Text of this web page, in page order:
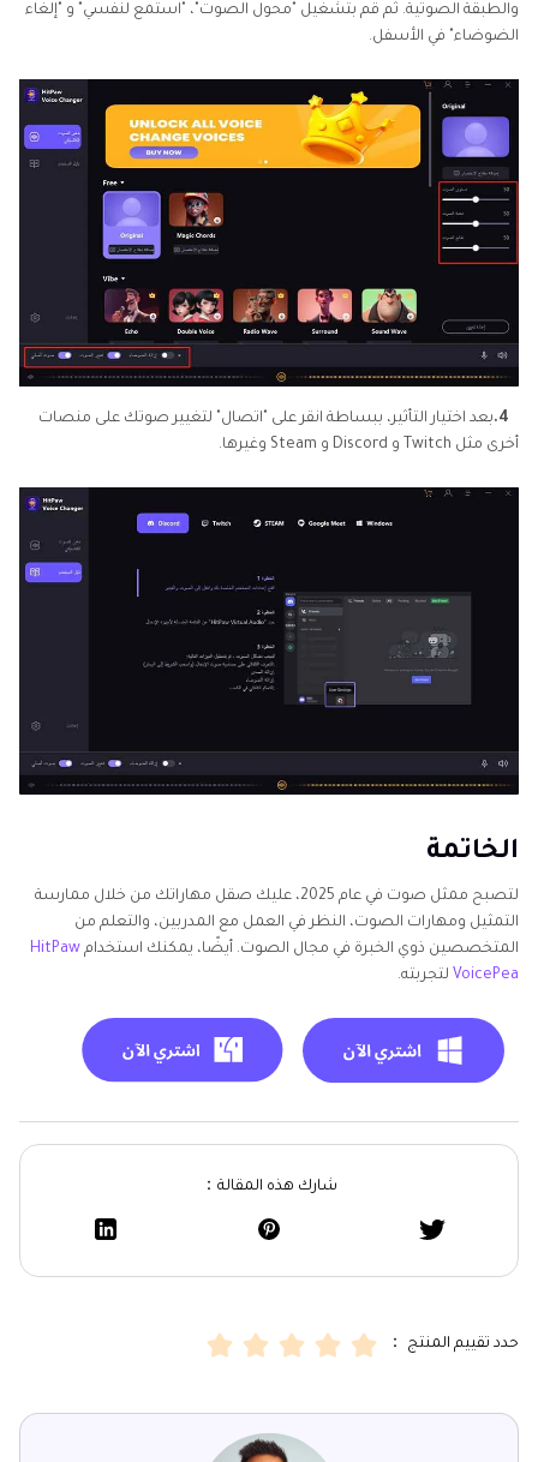
والطبقة الصوتية. ثم قم بتشغيل "محول الصوت"، "استمع لنفسي" و "إلغاء
الضوضاء" في الأسفل.
4. بعد اختيار التأثير، ببساطة انقر على "اتصال" لتغيير صوتك على منصات
أخرى مثل Twitch و Discord و Steam وغيرها.
الخاتمة
لتصبح ممثل صوت في عام 2025، عليك صقل مهاراتك من خلال ممارسة
التمثيل ومهارات الصوت، النظر في العمل مع المدربين، والتعلم من
المتخصصين ذوي الخبرة في مجال الصوت. أيضًا، يمكنك استخدام HitPaw
VoicePea لتجربته.
شارك هذه المقالة：
حدد تقييم المنتج ：